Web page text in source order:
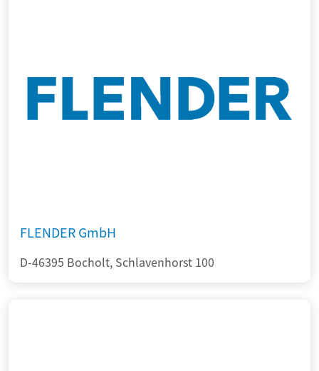
FLENDER GmbH
D-46395 Bocholt, Schlavenhorst 100